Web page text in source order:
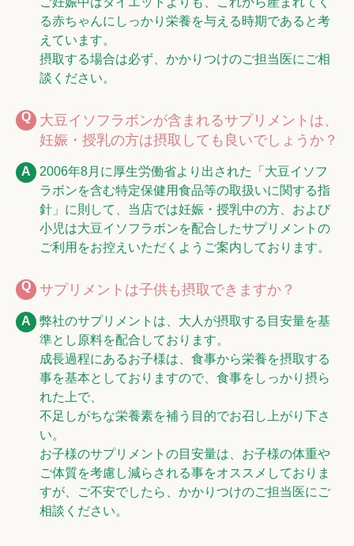
る赤ちゃんにしっかり栄養を与える時期であると考
えています。
摂取する場合は必ず、かかりつけのご担当医にご相
談ください。
大豆イソフラボンが含まれるサプリメントは、
妊娠・授乳の方は摂取しても良いでしょうか？
2006年8月に厚生労働省より出された「大豆イソフ
ラボンを含む特定保健用食品等の取扱いに関する指
針」に則して、当店では妊娠・授乳中の方、および
小児は大豆イソフラボンを配合したサプリメントの
ご利用をお控えいただくようご案内しております。
サプリメントは子供も摂取できますか？
弊社のサプリメントは、大人が摂取する目安量を基
準とし原料を配合しております。
成長過程にあるお子様は、食事から栄養を摂取する
事を基本としておりますので、食事をしっかり摂ら
れた上で、
不足しがちな栄養素を補う目的でお召し上がり下さ
い。
お子様のサプリメントの目安量は、お子様の体重や
ご体質を考慮し減らされる事をオススメしておりま
すが、ご不安でしたら、かかりつけのご担当医にご
相談ください。